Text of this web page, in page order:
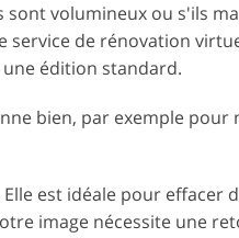
sont volumineux ou s'ils
service de rénovation
édition standard.
bien, par exemple pour
est idéale pour effacer
image nécessite une